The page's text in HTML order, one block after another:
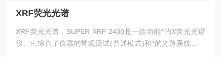
XRF荧光光谱
XRF荧光光谱，SUPER XRF 2400是一款功能*的X荧光光谱
仪。它综合了仪器的常规测试(普通模式)和*的光路系统测试